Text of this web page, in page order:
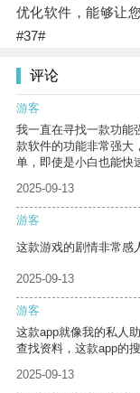
优化软件，能够让
#37#
评论
游客
我一直在寻找一款功能
款软件的功能非常强大
单，即使是小白也能快
2025-09-13
游客
这款游戏的剧情非常感
2025-09-13
游客
这款app就像我的私人
查找资料，这款app的
2025-09-13